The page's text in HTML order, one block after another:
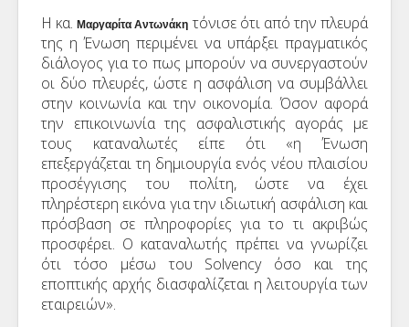
Η κα.Μαργαρίτα Αντωνάκη τόνισε ότι από την πλευρά
της η Ένωση περιμένει να υπάρξει πραγματικός
διάλογος για το πως μπορούν να συνεργαστούν
οι δύο πλευρές, ώστε η ασφάλιση να συμβάλλει
στην κοινωνία και την οικονομία. Όσον αφορά
την επικοινωνία της ασφαλιστικής αγοράς με
τους καταναλωτές είπε ότι «η Ένωση
επεξεργάζεται τη δημιουργία ενός νέου πλαισίου
προσέγγισης του πολίτη, ώστε να έχει
πληρέστερη εικόνα για την ιδιωτική ασφάλιση και
πρόσβαση σε πληροφορίες για το τι ακριβώς
προσφέρει. Ο καταναλωτής πρέπει να γνωρίζει
ότι τόσο μέσω του Solvency όσο και της
εποπτικής αρχής διασφαλίζεται η λειτουργία των
εταιρειών».